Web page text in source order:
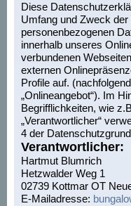
Diese
Umfang und Zweck
personenbezogenen
innerhalb unseres
verbundenen
externen
Profile auf.
„Onlineangebot“). Im
Begrifflichkeiten, wie
„Verantwortlicher“
4 der
Verantwortlicher:
Hartmut Blumrich
Hetzwalder Weg 1
02739 Kottmar OT
E-Mailadresse: